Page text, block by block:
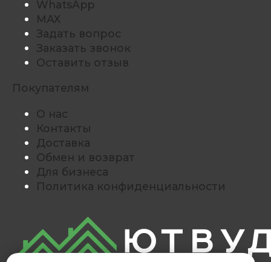
WhatsApp
MAX
Задать вопрос
Заказать звонок
Оставить отзыв
Покупателям
О нас
Контакты
Доставка
Обмен и возврат
Для бизнеса
Политика конфиденциальности